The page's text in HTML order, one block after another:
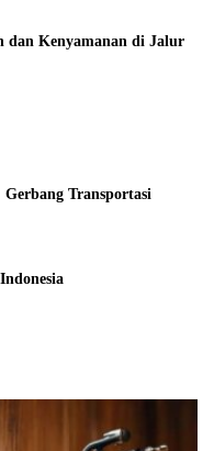
dan Kenyamanan di Jalur
Transportasi